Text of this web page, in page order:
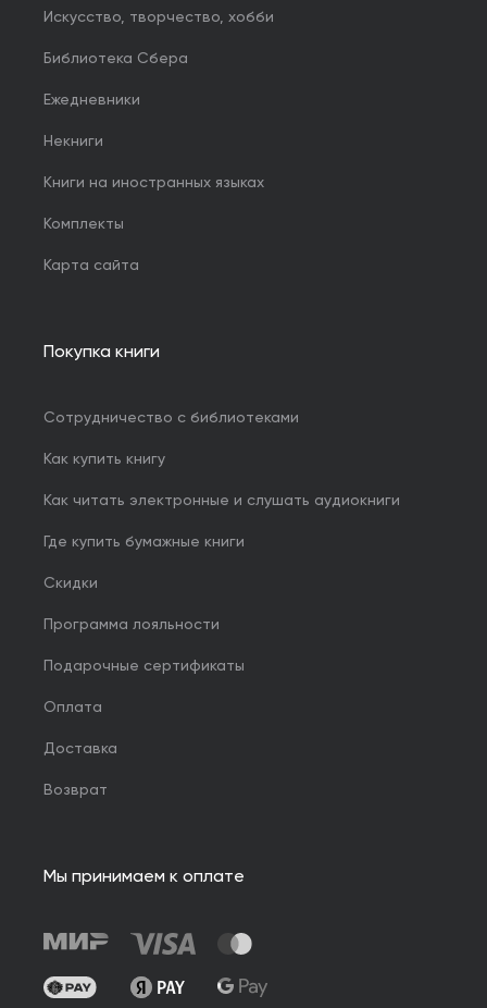
Искусство, творчество, хобби
Библиотека Сбера
Ежедневники
Некниги
Книги на иностранных языках
Комплекты
Карта сайта
Покупка книги
Сотрудничество с библиотеками
Как купить книгу
Как читать электронные и слушать аудиокниги
Где купить бумажные книги
Скидки
Программа лояльности
Подарочные сертификаты
Оплата
Доставка
Возврат
Мы принимаем к оплате